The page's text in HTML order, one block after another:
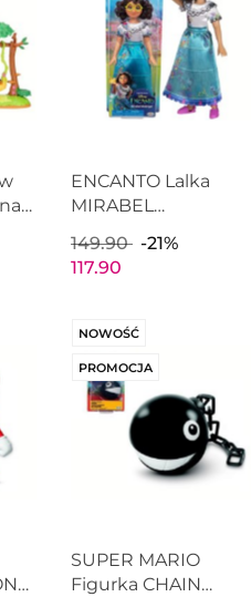
ENCANTO Lalka
MIRABEL
JAKKS PACIFIC
219404
149.90
-21%
117.90
NOWOŚĆ
PROMOCJA
SUPER MARIO
Figurka CHAIN